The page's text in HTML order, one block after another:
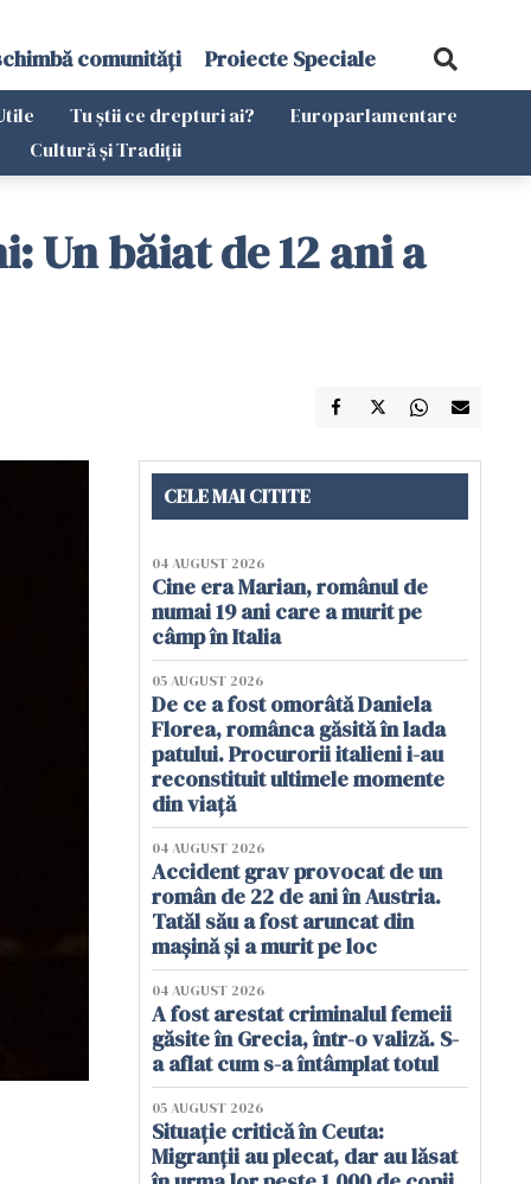
comunități Proiecte Speciale
Tu știi ce drepturi ai?
Europarlamentare
Cultură și Tradiții
Un băiat de 12 ani a
CELE MAI CITITE
04 AUGUST 2026
Cine era Marian, românul de
numai 19 ani care a murit pe
câmp în Italia
05 AUGUST 2026
De ce a fost omorâtă Daniela
Florea, românca găsită în lada
patului. Procurorii italieni i-au
reconstituit ultimele momente
din viață
04 AUGUST 2026
Accident grav provocat de un
român de 22 de ani în Austria.
Tatăl său a fost aruncat din
mașină și a murit pe loc
04 AUGUST 2026
A fost arestat criminalul femeii
găsite în Grecia, într-o valiză. S-
a aflat cum s-a întâmplat totul
05 AUGUST 2026
Situație critică în Ceuta:
Migranții au plecat, dar au lăsat